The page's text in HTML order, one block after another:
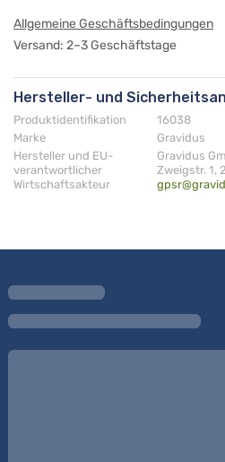
Allgemeine Geschäftsbedingungen
Versand: 2–3 Geschäftstage
Hersteller- und
Produktidentifikation
16038
Marke
Gravidus
Hersteller und EU-
verantwortlicher
Wirtschaftsakteur
Gravidus
Zweigstr. 1,